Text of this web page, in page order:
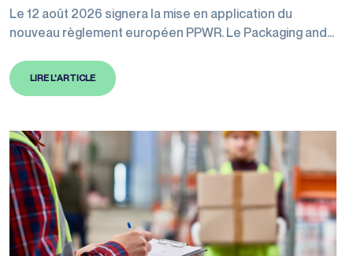
Le 12 août 2026 signera la mise en application du
nouveau règlement européen PPWR. Le Packaging and
matière d’emballages au niveau européen afin de
réduire radicalement l’impact environnemental du
affecter toutes les entreprises de l’Union européenne
en lien avec l’emballage, quelles…
LIRE L'ARTICLE